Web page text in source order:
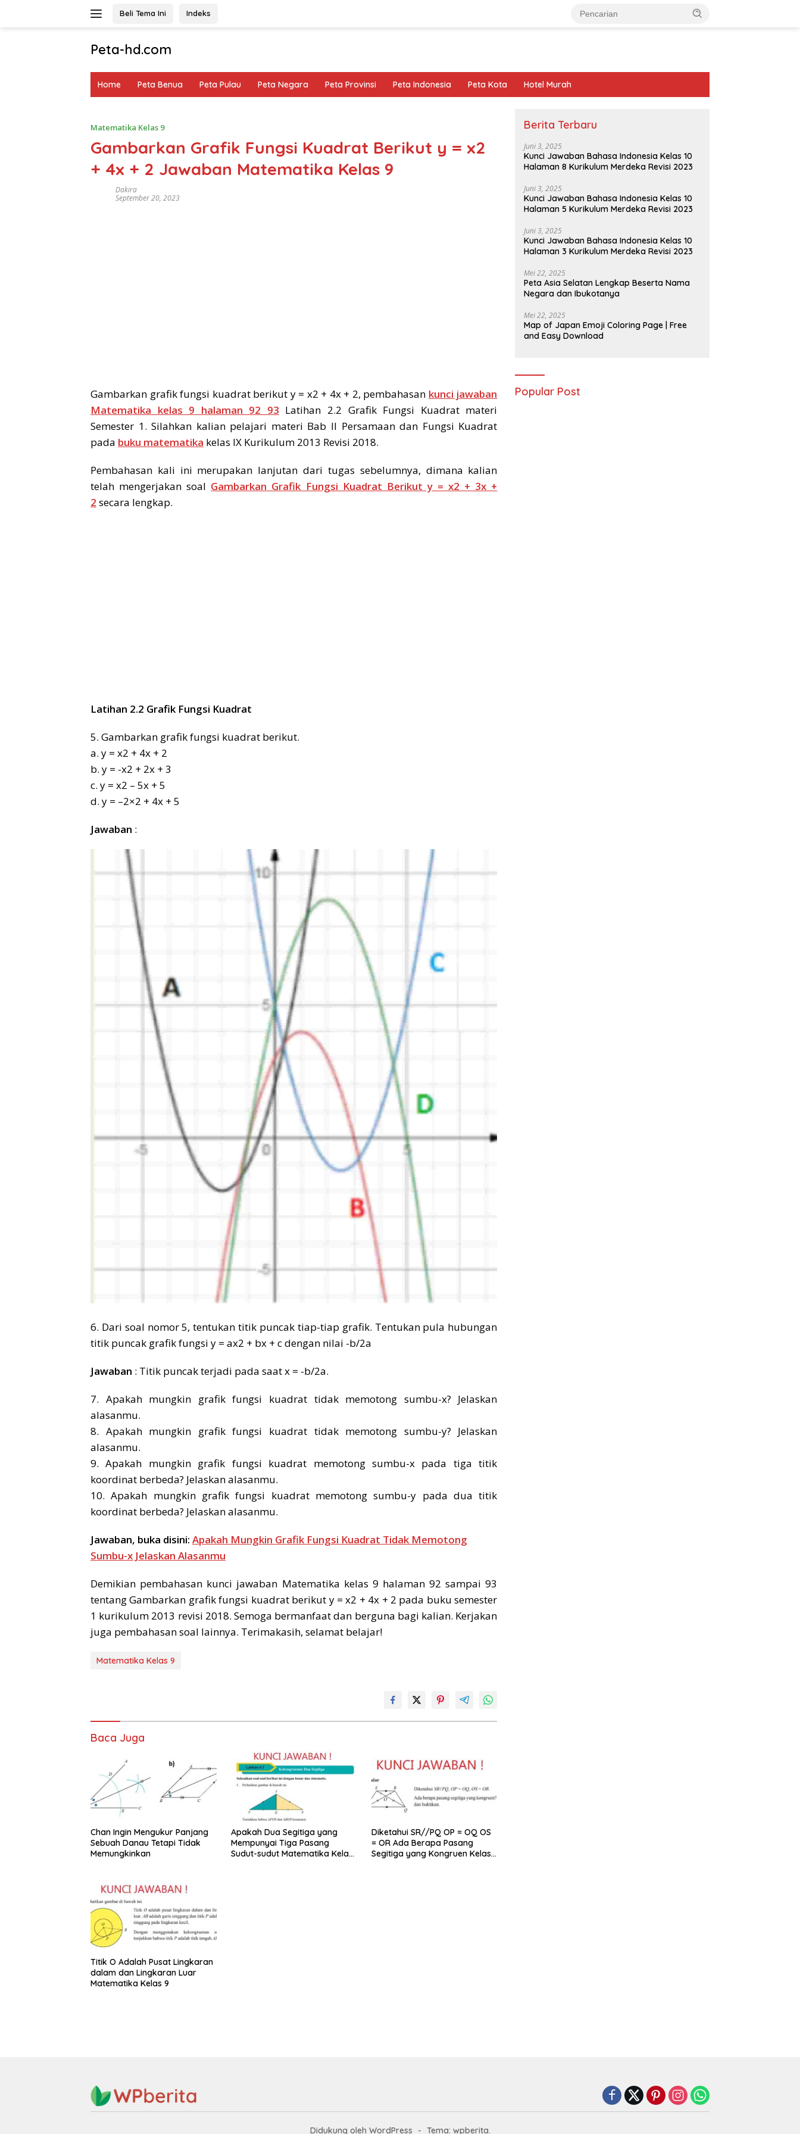
Beli Tema Ini Indeks
Peta-hd.com
Gambar
Home Peta Benua Peta Pulau Peta Negara Peta Provinsi Peta Indonesia Peta Kota Hotel Murah
Matematika Kelas 9
Gambarkan Grafik Fungsi Kuadrat Berikut y = x2
+ 4x + 2 Jawaban Matematika Kelas 9
Dakira
September 20, 2023
Gambarkan grafik fungsi kuadrat berikut y = x2 + 4x + 2, pembahasan kunci jawaban
Matematika kelas 9 halaman 92 93 Latihan 2.2 Grafik Fungsi Kuadrat materi
Semester 1. Silahkan kalian pelajari materi Bab II Persamaan dan Fungsi Kuadrat
pada buku matematika kelas IX Kurikulum 2013 Revisi 2018.
Pembahasan kali ini merupakan lanjutan dari tugas sebelumnya, dimana kalian
telah mengerjakan soal Gambarkan Grafik Fungsi Kuadrat Berikut y = x2 + 3x +
2 secara lengkap.
Latihan 2.2 Grafik Fungsi Kuadrat
5. Gambarkan grafik fungsi kuadrat berikut.
a. y = x2 + 4x + 2
b. y = -x2 + 2x + 3
c. y = x2 – 5x + 5
d. y = –2×2 + 4x + 5
Jawaban :
6. Dari soal nomor 5, tentukan titik puncak tiap-tiap grafik. Tentukan pula hubungan
titik puncak grafik fungsi y = ax2 + bx + c dengan nilai -b/2a
Jawaban : Titik puncak terjadi pada saat x = -b/2a.
7. Apakah mungkin grafik fungsi kuadrat tidak memotong sumbu-x? Jelaskan
alasanmu.
8. Apakah mungkin grafik fungsi kuadrat tidak memotong sumbu-y? Jelaskan
alasanmu.
9. Apakah mungkin grafik fungsi kuadrat memotong sumbu-x pada tiga titik
koordinat berbeda? Jelaskan alasanmu.
10. Apakah mungkin grafik fungsi kuadrat memotong sumbu-y pada dua titik
koordinat berbeda? Jelaskan alasanmu.
Jawaban, buka disini: Apakah Mungkin Grafik Fungsi Kuadrat Tidak Memotong
Sumbu-x Jelaskan Alasanmu
Demikian pembahasan kunci jawaban Matematika kelas 9 halaman 92 sampai 93
tentang Gambarkan grafik fungsi kuadrat berikut y = x2 + 4x + 2 pada buku semester
1 kurikulum 2013 revisi 2018. Semoga bermanfaat dan berguna bagi kalian. Kerjakan
juga pembahasan soal lainnya. Terimakasih, selamat belajar!
Matematika Kelas 9
Baca Juga
Chan Ingin Mengukur Panjang
Sebuah Danau Tetapi Tidak
Memungkinkan
Apakah Dua Segitiga yang
Mempunyai Tiga Pasang
Sudut-sudut Matematika Kelas
Diketahui SR//PQ OP = OQ OS
= OR Ada Berapa Pasang
Segitiga yang Kongruen Kelas
Titik O Adalah Pusat Lingkaran
dalam dan Lingkaran Luar
Matematika Kelas 9
Berita Terbaru
Juni 3, 2025
Kunci Jawaban Bahasa Indonesia Kelas 10
Halaman 8 Kurikulum Merdeka Revisi 2023
Juni 3, 2025
Kunci Jawaban Bahasa Indonesia Kelas 10
Halaman 5 Kurikulum Merdeka Revisi 2023
Juni 3, 2025
Kunci Jawaban Bahasa Indonesia Kelas 10
Halaman 3 Kurikulum Merdeka Revisi 2023
Mei 22, 2025
Peta Asia Selatan Lengkap Beserta Nama
Negara dan Ibukotanya
Mei 22, 2025
Map of Japan Emoji Coloring Page | Free
and Easy Download
Popular Post
Didukung oleh WordPress - Tema: wpberita.